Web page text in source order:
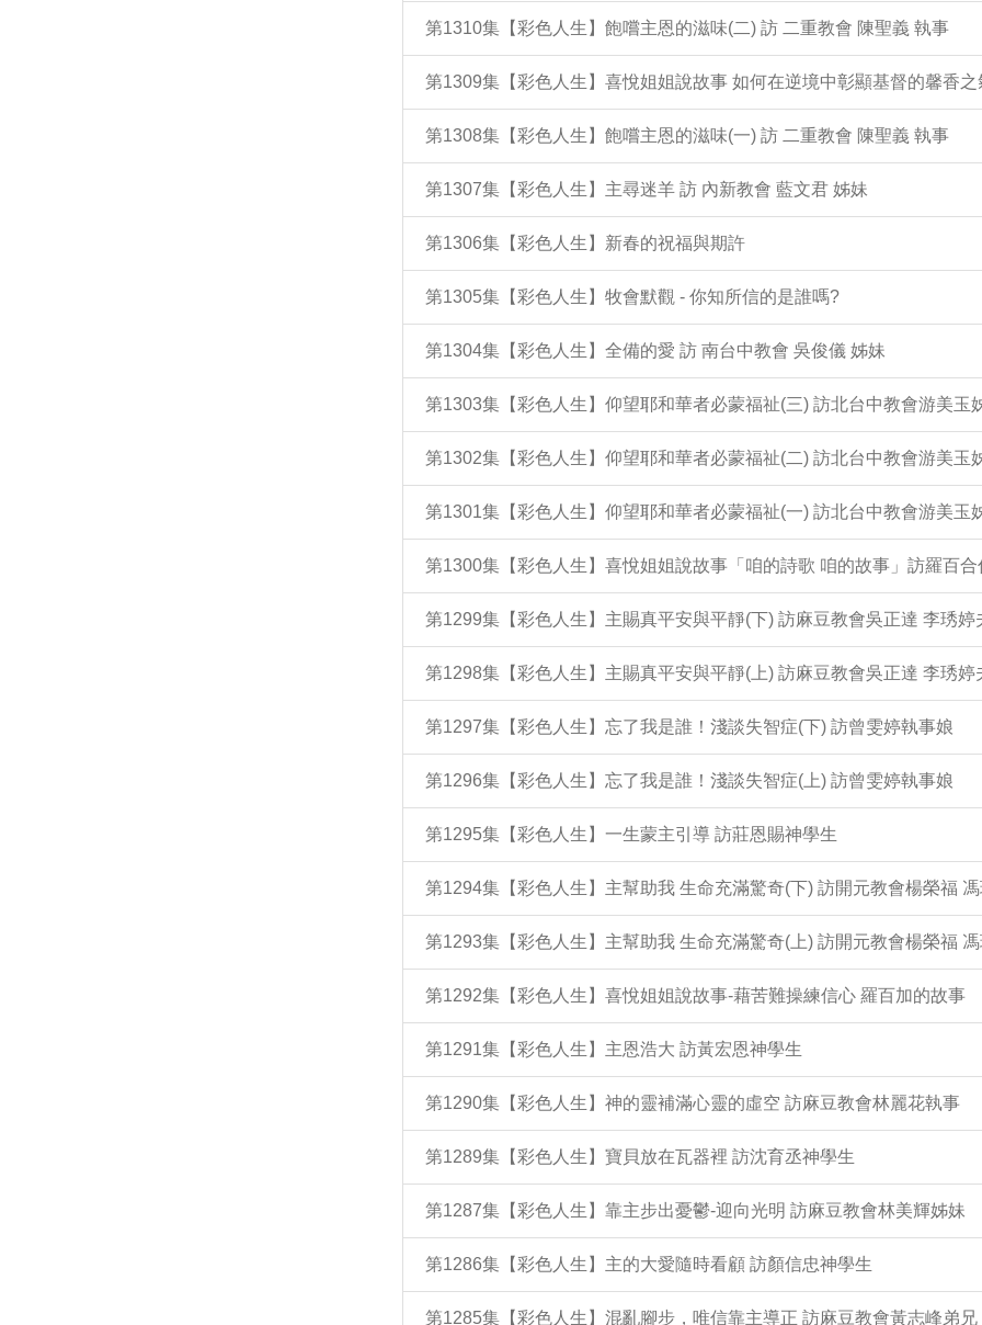
第1310集【彩色人生】飽嚐主恩的滋味(二) 訪 二重教會 陳聖義 執事
第1309集【彩色人生】喜悅姐姐說故事 如何在逆境中彰顯基督的馨香之
第1308集【彩色人生】飽嚐主恩的滋味(一) 訪 二重教會 陳聖義 執事
第1307集【彩色人生】主尋迷羊 訪 內新教會 藍文君 姊妹
第1306集【彩色人生】新春的祝福與期許
第1305集【彩色人生】牧會默觀 - 你知所信的是誰嗎?
第1304集【彩色人生】全備的愛 訪 南台中教會 吳俊儀 姊妹
第1303集【彩色人生】仰望耶和華者必蒙福祉(三) 訪北台中教會游美玉
第1302集【彩色人生】仰望耶和華者必蒙福祉(二) 訪北台中教會游美玉
第1301集【彩色人生】仰望耶和華者必蒙福祉(一) 訪北台中教會游美玉
第1300集【彩色人生】喜悅姐姐說故事「咱的詩歌 咱的故事」訪羅百合
第1299集【彩色人生】主賜真平安與平靜(下) 訪麻豆教會吳正達 李琇婷
第1298集【彩色人生】主賜真平安與平靜(上) 訪麻豆教會吳正達 李琇婷
第1297集【彩色人生】忘了我是誰！淺談失智症(下) 訪曾雯婷執事娘
第1296集【彩色人生】忘了我是誰！淺談失智症(上) 訪曾雯婷執事娘
第1295集【彩色人生】一生蒙主引導 訪莊恩賜神學生
第1294集【彩色人生】主幫助我 生命充滿驚奇(下) 訪開元教會楊榮福
第1293集【彩色人生】主幫助我 生命充滿驚奇(上) 訪開元教會楊榮福
第1292集【彩色人生】喜悅姐姐說故事-藉苦難操練信心 羅百加的故事
第1291集【彩色人生】主恩浩大 訪黃宏恩神學生
第1290集【彩色人生】神的靈補滿心靈的虛空 訪麻豆教會林麗花執事
第1289集【彩色人生】寶貝放在瓦器裡 訪沈育丞神學生
第1287集【彩色人生】靠主步出憂鬱-迎向光明 訪麻豆教會林美輝姊妹
第1286集【彩色人生】主的大愛隨時看顧 訪顏信忠神學生
第1285集【彩色人生】混亂腳步，唯信靠主導正 訪麻豆教會黃志峰弟兄